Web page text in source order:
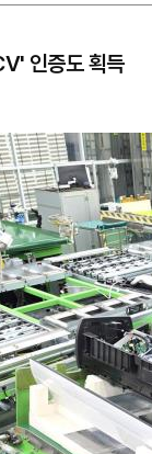
인증도 획득